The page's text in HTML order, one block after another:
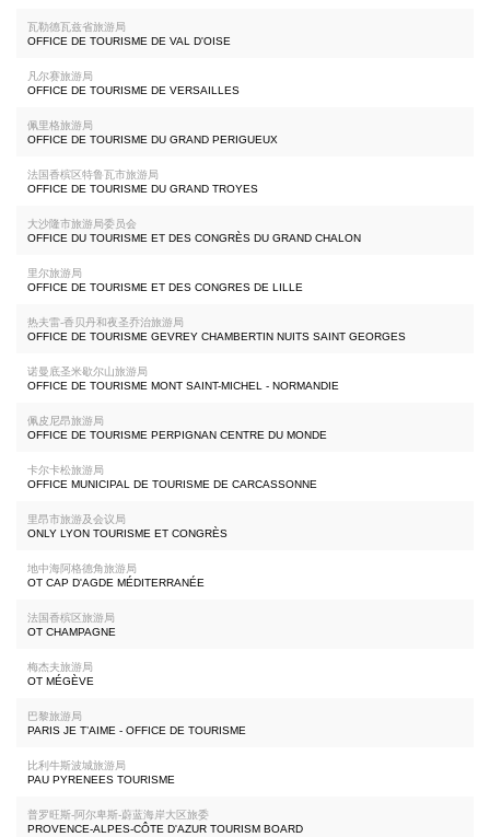
瓦勒德瓦兹省旅游局
OFFICE DE TOURISME DE VAL D'OISE
凡尔赛旅游局
OFFICE DE TOURISME DE VERSAILLES
佩里格旅游局
OFFICE DE TOURISME DU GRAND PERIGUEUX
法国香槟区特鲁瓦市旅游局
OFFICE DE TOURISME DU GRAND TROYES
大沙隆市旅游局委员会
OFFICE DU TOURISME ET DES CONGRÈS DU GRAND CHALON
里尔旅游局
OFFICE DE TOURISME ET DES CONGRES DE LILLE
热夫雷-香贝丹和夜圣乔治旅游局
OFFICE DE TOURISME GEVREY CHAMBERTIN NUITS SAINT GEORGES
诺曼底圣米歇尔山旅游局
OFFICE DE TOURISME MONT SAINT-MICHEL - NORMANDIE
佩皮尼昂旅游局
OFFICE DE TOURISME PERPIGNAN CENTRE DU MONDE
卡尔卡松旅游局
OFFICE MUNICIPAL DE TOURISME DE CARCASSONNE
里昂市旅游及会议局
ONLY LYON TOURISME ET CONGRÈS
地中海阿格德角旅游局
OT CAP D'AGDE MÉDITERRANÉE
法国香槟区旅游局
OT CHAMPAGNE
梅杰夫旅游局
OT MÉGÈVE
巴黎旅游局
PARIS JE T’AIME - OFFICE DE TOURISME
比利牛斯波城旅游局
PAU PYRENEES TOURISME
普罗旺斯-阿尔卑斯-蔚蓝海岸大区旅委
PROVENCE-ALPES-CÔTE D'AZUR TOURISM BOARD